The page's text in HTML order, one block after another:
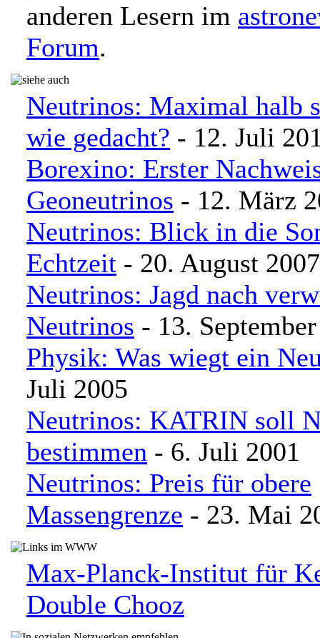
anderen Lesern im
Forum.
Neutrinos: Maximal halb
wie gedacht? - 12. Juli
Borexino: Erster
Geoneutrinos - 12. März
Neutrinos: Blick in die
Echtzeit - 20. August 2007
Neutrinos: Jagd nach
Neutrinos - 13.
Physik: Was wiegt ein
Juli 2005
Neutrinos: KATRIN soll
bestimmen - 6. Juli 2001
Neutrinos: Preis für obere
Massengrenze - 23. Mai
Max-Planck-Institut für
Double Chooz